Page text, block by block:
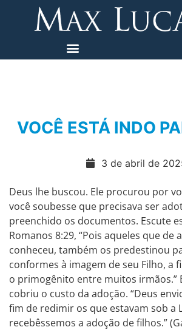
VOCÊ ESTÁ INDO
3 de abril de
Deus lhe buscou. Ele procurou por
você soubesse que precisava ser
preenchido os documentos. Escute
Romanos 8:29, “Pois aqueles que de
conheceu, também os predestinou
conformes à imagem de seu Filho, a
o primogênito entre muitos irmãos.”
cobriu o custo da adoção. “Deus
fim de redimir os que estavam sob a
recebêssemos a adoção de filhos.”